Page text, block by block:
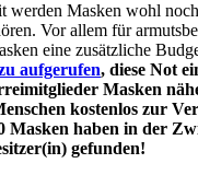
werden Masken wohl
Vor allem für
eine zusätzliche
aufgerufen, diese Not
Masken
kostenlos zur
Masken haben in der
gefunden!